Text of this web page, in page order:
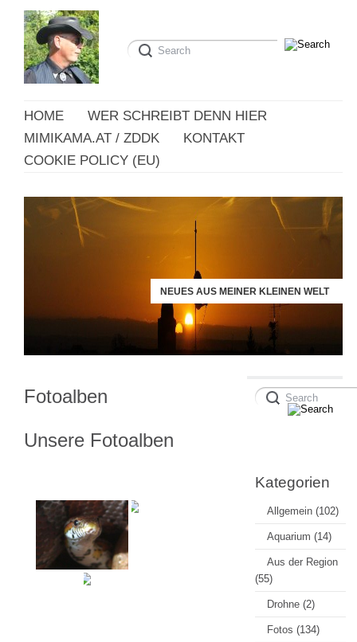
HOME
WER SCHREIBT DENN HIER
MIMIKAMA.AT / ZDDK
KONTAKT
COOKIE POLICY (EU)
NEUES AUS MEINER KLEINEN WELT
Fotoalben
Unsere Fotoalben
Kategorien
Allgemein (102)
Aquarium (14)
Aus der Region
(55)
Drohne (2)
Fotos (134)